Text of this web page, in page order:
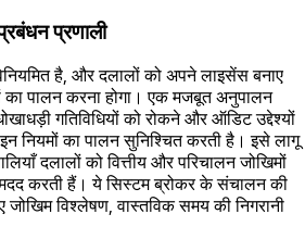
प्रणाली
है, और दलालों को अपने लाइसेंस बनाए
का पालन करना होगा। एक मजबूत अनुपालन
गतिविधियों को रोकने और ऑडिट उद्देश्यों
नियमों का पालन सुनिश्चित करती है। इसे लागू
दलालों को वित्तीय और परिचालन जोखिमों
करती हैं। ये सिस्टम ब्रोकर के संचालन की
विश्लेषण, वास्तविक समय की निगरानी